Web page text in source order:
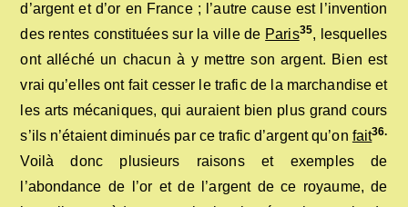
d’argent et d’or en France ; l’autre cause est l’invention
des rentes constituées sur la ville de Paris35, lesquelles
ont alléché un chacun à y mettre son argent. Bien est
vrai qu’elles ont fait cesser le trafic de la marchandise et
les arts mécaniques, qui auraient bien plus grand cours
s’ils n’étaient diminués par ce trafic d’argent qu’on fait36.
Voilà donc plusieurs raisons et exemples de
l’abondance de l’or et de l’argent de ce royaume, de